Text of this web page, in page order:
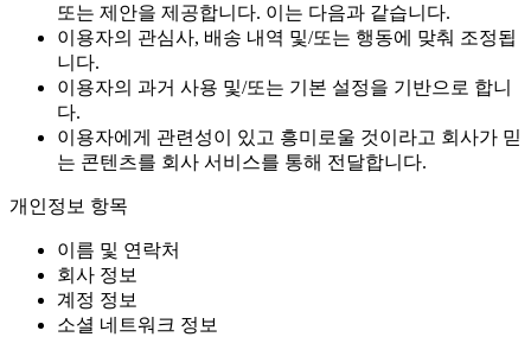
또는 제안을 제공합니다. 이는 다음과 같습니다.
이용자의 관심사, 배송 내역 및/또는 행동에 맞춰 조정됩
니다.
이용자의 과거 사용 및/또는 기본 설정을 기반으로 합니
다.
이용자에게 관련성이 있고 흥미로울 것이라고 회사가 믿
는 콘텐츠를 회사 서비스를 통해 전달합니다.
개인정보 항목
이름 및 연락처
회사 정보
계정 정보
소셜 네트워크 정보